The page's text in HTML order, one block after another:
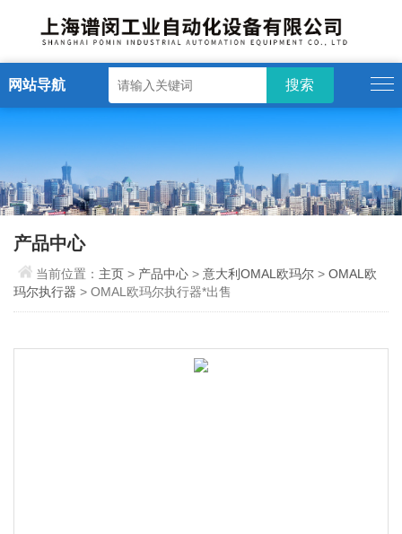
网站导航
产品中心
当前位置： 主页> 产品中心 >意大利OMAL欧玛尔 >OMAL欧
玛尔执行器 > OMAL欧玛尔执行器*出售